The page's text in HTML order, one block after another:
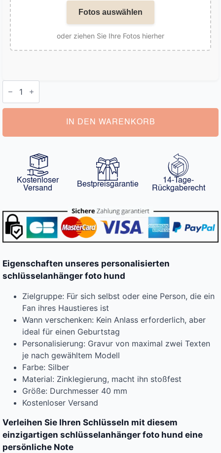
Fotos auswählen
oder ziehen Sie Ihre Fotos hierher
Schlüsselanhänger
Foto
Menge
IN DEN WARENKORB
Kostenloser
Versand
Bestpreisgarantie
14-Tage-
Rückgaberecht
Eigenschaften unseres personalisierten
schlüsselanhänger foto hund
Zielgruppe: Für sich selbst oder eine Person, die ein
Fan ihres Haustieres ist
Wann verschenken: Kein Anlass erforderlich, aber
ideal für einen Geburtstag
Personalisierung: Gravur von maximal zwei Texten
je nach gewähltem Modell
Farbe: Silber
Material: Zinklegierung, macht ihn stoßfest
Größe: Durchmesser 40 mm
Kostenloser Versand
Verleihen Sie Ihren Schlüsseln mit diesem
einzigartigen schlüsselanhänger foto hund eine
persönliche Note